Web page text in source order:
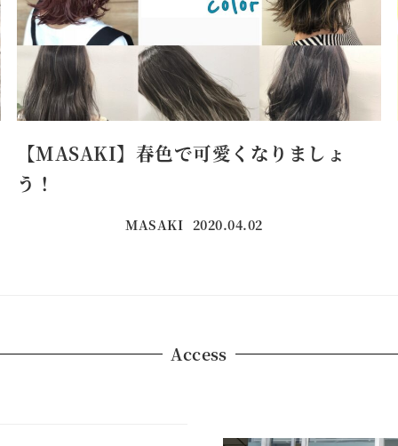
【MASAKI】春色で可愛くなりましょ
う！
MASAKI 投稿日
2020.04.02
Access